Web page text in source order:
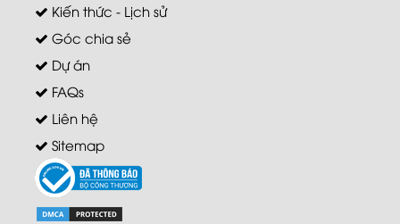
Kiến thức - Lịch sử
Góc chia sẻ
Dự án
FAQs
Liên hệ
Sitemap